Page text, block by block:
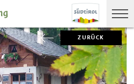
ZURÜCK